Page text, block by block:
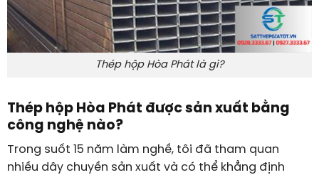
Thép hộp Hòa Phát là gì?
Thép hộp Hòa Phát được sản xuất bằng
công nghệ nào?
Trong suốt 15 năm làm nghề, tôi đã tham quan
nhiều dây chuyền sản xuất và có thể khẳng định